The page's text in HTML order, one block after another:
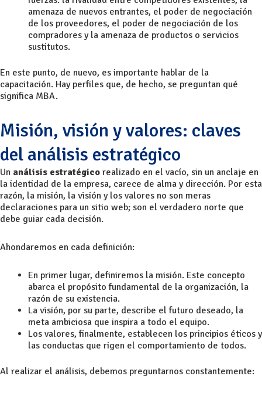
amenaza de nuevos entrantes, el poder de negociación
de los proveedores, el poder de negociación de los
compradores y la amenaza de productos o servicios
sustitutos.
En este punto, de nuevo, es importante hablar de la
capacitación. Hay perfiles que, de hecho, se preguntan qué
significa MBA.
Misión, visión y valores: claves
del análisis estratégico
Un análisis estratégico realizado en el vacío, sin un anclaje en
la identidad de la empresa, carece de alma y dirección. Por esta
razón, la misión, la visión y los valores no son meras
declaraciones para un sitio web; son el verdadero norte que
debe guiar cada decisión.
Ahondaremos en cada definición:
En primer lugar, definiremos la misión. Este concepto
abarca el propósito fundamental de la organización, la
razón de su existencia.
La visión, por su parte, describe el futuro deseado, la
meta ambiciosa que inspira a todo el equipo.
Los valores, finalmente, establecen los principios éticos y
las conductas que rigen el comportamiento de todos.
Al realizar el análisis, debemos preguntarnos constantemente: